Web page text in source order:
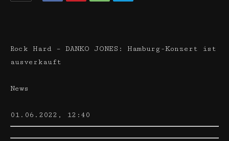
Rock Hard – DANKO JONES: Hamburg-Konzert ist
ausverkauft
News
01.06.2022, 12:40